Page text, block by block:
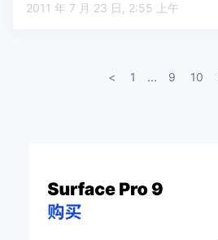
2011 年 7 月 23 日, 2:55 上午
< 1 ... 9 10